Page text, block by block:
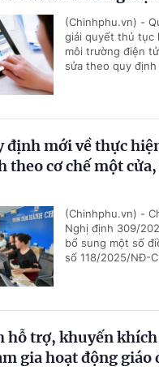
(Chinhphu.vn) -
giải quyết thủ tục
môi trường điện
sửa theo quy
định mới về thực
theo cơ chế một
(Chinhphu.vn) -
Nghị định 309/
bổ sung một số
số 118/2025/NĐ-
hỗ trợ, khuyến
gia hoạt động giáo